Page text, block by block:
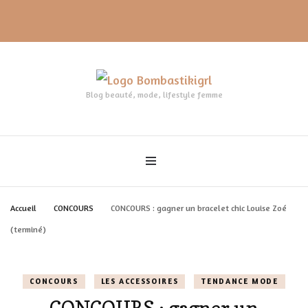
Blog beauté, mode, lifestyle femme
Accueil CONCOURS CONCOURS : gagner un bracelet chic Louise Zoé
(terminé)
CONCOURS LES ACCESSOIRES TENDANCE MODE